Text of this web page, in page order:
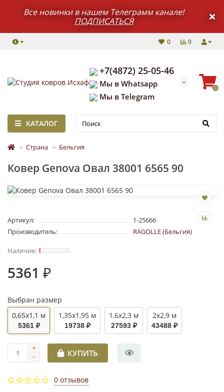
Все новинки в нашем Телеграмм канале!
ПОДПИСАТЬСЯ
0
0
+7(4872) 25-05-46
Мы в Whatsapp
Мы в Telegram
0
КАТАЛОГ
Страна Бельгия
Ковер Genova Овал 38001 6565 90
Артикул:
1-25666
Производитель:
RAGOLLE (Бельгия)
5361 ₽
Выбран размер
0,65x1,1 м
5361 ₽
1,35x1,95 м
19738 ₽
1,6x2,3 м
27593 ₽
2x2,9 м
43488 ₽
КУПИТЬ
0 отзывов